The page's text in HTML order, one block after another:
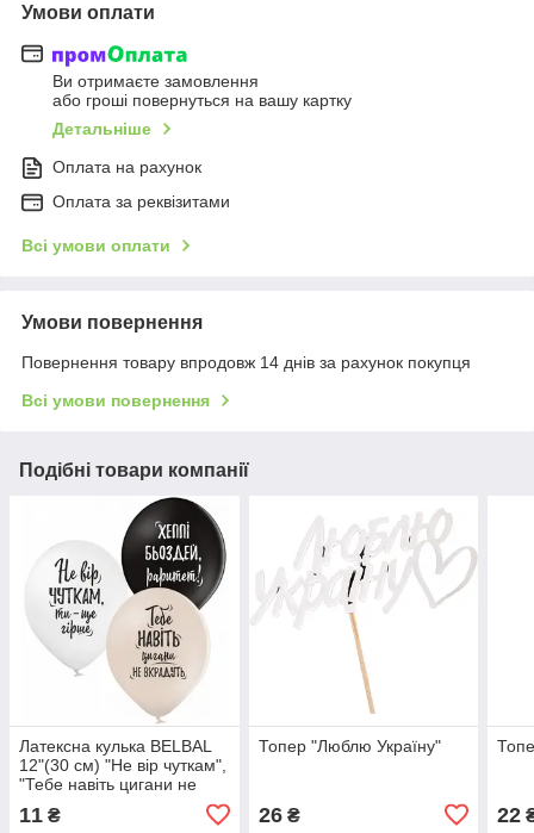
Умови оплати
Ви отримаєте замовлення
або гроші повернуться на вашу картку
Детальніше
Оплата на рахунок
Оплата за реквізитами
Всі умови оплати
Умови повернення
Повернення товару впродовж 14 днів за рахунок покупця
Всі умови повернення
Подібні товари компанії
Латексна кулька BELBAL
12"(30 см) "Не вір чуткам",
"Тебе навіть цигани не
вкрадуть", "Хеппі Бьоздей,
раритет"
11 ₴
Топер "Люблю Україну"
26₴ 22